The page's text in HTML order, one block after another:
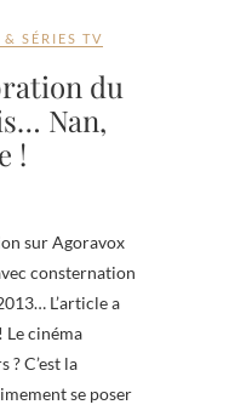
& SÉRIES TV
du
Nan,
!
sur Agoravox
consternation
L’article a
cinéma
? C’est la
se poser